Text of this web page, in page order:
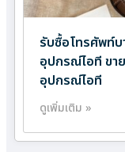
รับซื้อโทรศัพท์บ
อุปกรณ์ไอที ขา
อุปกรณ์ไอที
ดูเพิ่มเติม »